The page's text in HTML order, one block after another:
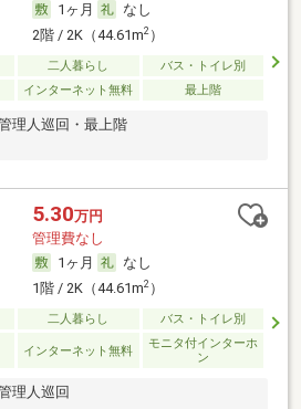
1ヶ月
なし
2階 / 2K（44.61m2）
二人暮らし
バス・トイレ別
インターネット無料 最上階
理人巡回・最上階
5.30万円
管理費なし
1ヶ月
なし
1階 / 2K（44.61m2）
二人暮らし バス・トイレ別
インターネット無料
モニタ付インターホ
ン
理人巡回